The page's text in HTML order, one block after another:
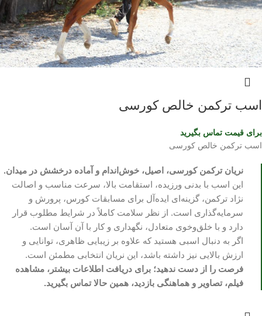
اسب ترکمن خالص کورسی
برای قیمت تماس بگیرید
اسب ترکمن خالص کورسی
نریان ترکمن کورسی، اصیل، خوش‌اندام و آماده درخشش در میدان.
این اسب با بدنی ورزیده، استقامت بالا، سرعت مناسب و اصالت
نژاد ترکمن، گزینه‌ای ایده‌آل برای مسابقات کورس، پرورش و
سرمایه‌گذاری است. از نظر سلامت کاملاً در شرایط مطلوب قرار
دارد و با خلق‌وخوی متعادل، نگهداری و کار با آن آسان است.
اگر به دنبال اسبی هستید که علاوه بر زیبایی ظاهری، توانایی و
ارزش بالایی نیز داشته باشد، این نریان انتخابی مطمئن است.
فرصت را از دست ندهید؛ برای دریافت اطلاعات بیشتر، مشاهده
فیلم، تصاویر و هماهنگی بازدید، همین حالا تماس بگیرید.